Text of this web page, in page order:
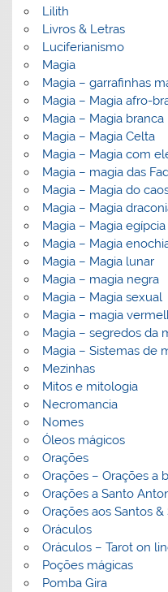
Lilith
Livros & Letras
Luciferianismo
Magia
Magia – garrafinhas
Magia – Magia afro-
Magia – Magia branca
Magia – Magia Celta
Magia – Magia com
Magia – magia das
Magia – Magia do
Magia – Magia
Magia – Magia egípcia
Magia – Magia
Magia – Magia lunar
Magia – magia negra
Magia – Magia sexual
Magia – magia
Magia – segredos da
Magia – Sistemas de
Mezinhas
Mitos e mitologia
Necromancia
Nomes
Óleos mágicos
Orações
Orações – Orações a
Orações a Santo
Orações aos Santos &
Oráculos
Oráculos – Tarot on
Poções mágicas
Pomba Gira